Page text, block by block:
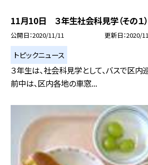
11月10日 ３年生社会科見学（その１）
公開日 2020/11/11 更新日 2020/
トピックニュース
３年生は、社会科見学として、バスで区内
前中は、区内各地の車窓...